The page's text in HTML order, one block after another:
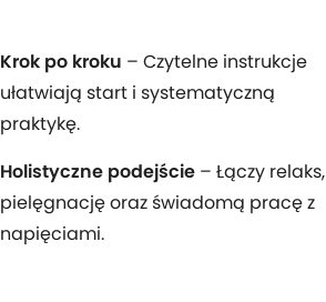
Krok po kroku – Czytelne instrukcje
ułatwiają start i systematyczną
praktykę.
Holistyczne podejście– Łączy relaks,
pielęgnację oraz świadomą pracę z
napięciami.